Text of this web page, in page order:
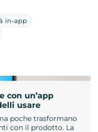
in-app
con un’app
usare
poche trasformano
con il prodotto. La